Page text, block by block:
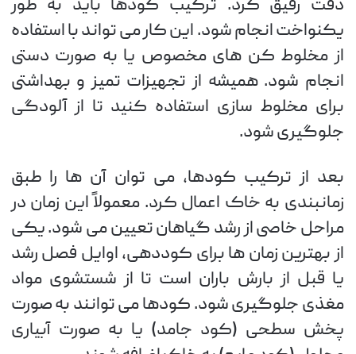
دقت رقیق کرد. ترکیب کودها باید به طور
یکنواخت انجام شود. این کار می تواند با استفاده
از مخلوط کن های مخصوص یا به صورت دستی
انجام شود. همیشه از تجهیزات تمیز و بهداشتی
برای مخلوط سازی استفاده کنید تا از آلودگی
جلوگیری شود.
بعد از ترکیب کودها، می توان آن ها را طبق
زمانبندی به خاک اعمال کرد. معمولاً این زمان در
مراحل خاصی از رشد گیاهان تعیین می شود. یکی
از بهترین زمان ها برای کوددهی، اوایل فصل رشد
یا قبل از بارش باران است تا از شستشوی مواد
مغذی جلوگیری شود. کودها می توانند به صورت
پخش سطحی (کود جامد) یا به صورت آبیاری